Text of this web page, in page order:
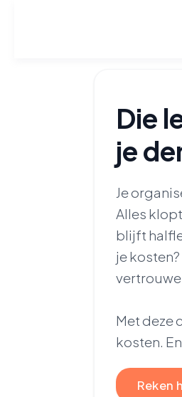
Die
je
Je
Alles
blijft
je
Met deze
kosten.
Reken